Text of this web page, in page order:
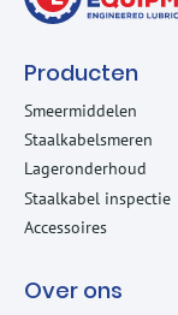
Producten
Smeermiddelen
Staalkabelsmeren
Lageronderhoud
Staalkabel inspectie
Accessoires
Over ons